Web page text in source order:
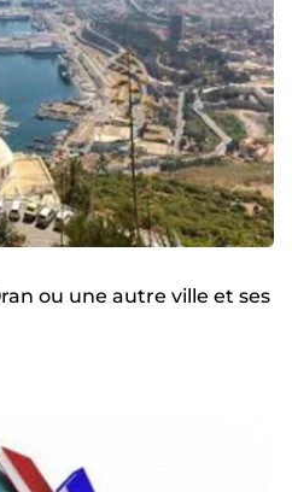
ou une autre ville et ses